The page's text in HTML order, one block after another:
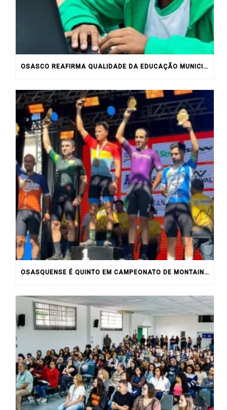
OSASCO REAFIRMA QUALIDADE DA EDUCAÇÃO MUNICIPAL COM RESULTADOS DO IDEB
OSASQUENSE É QUINTO EM CAMPEONATO DE MONTAIN BIKE NO INTERIOR DO ESTADO